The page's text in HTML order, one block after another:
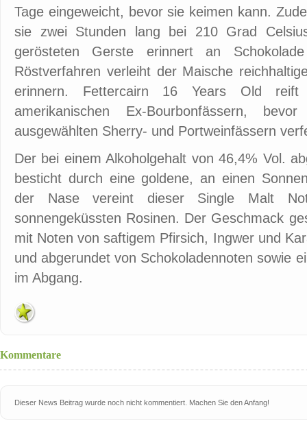
Tage eingeweicht, bevor sie keimen kann.
sie zwei Stunden lang bei 210 Grad
gerösteten Gerste erinnert an
Röstverfahren verleiht der Maische
erinnern. Fettercairn 16 Years Old reift
amerikanischen Ex-Bourbonfässern,
ausgewählten Sherry- und Portweinfässern
Der bei einem Alkoholgehalt von 46,4% Vol.
besticht durch eine goldene, an einen
der Nase vereint dieser Single Malt
sonnengeküssten Rosinen. Der Geschmack
mit Noten von saftigem Pfirsich, Ingwer und
und abgerundet von Schokoladennoten sowie
im Abgang.
Kommentare
Dieser News Beitrag wurde noch nicht kommentiert. Machen Sie den Anfang!